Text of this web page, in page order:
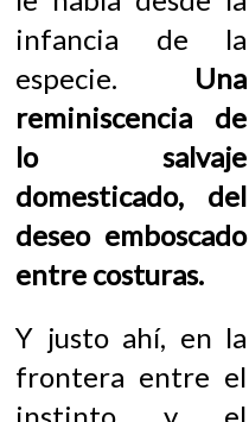
infancia de la
especie. Una
reminiscencia de
lo salvaje
domesticado, del
deseo emboscado
entre costuras.
Y justo ahí, en la
frontera entre el
instinto y el